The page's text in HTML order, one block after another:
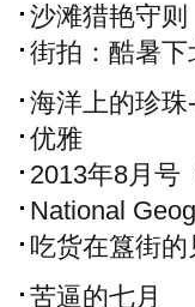
沙滩猎艳守则
街拍：酷暑下
海洋上的珍珠
优雅
2013年8月号
National
讲座招募
吃货在簋街的
苦逼的七月